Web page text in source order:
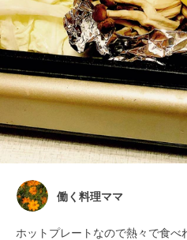
働く料理ママ
ホットプレートなので熱々で食べ